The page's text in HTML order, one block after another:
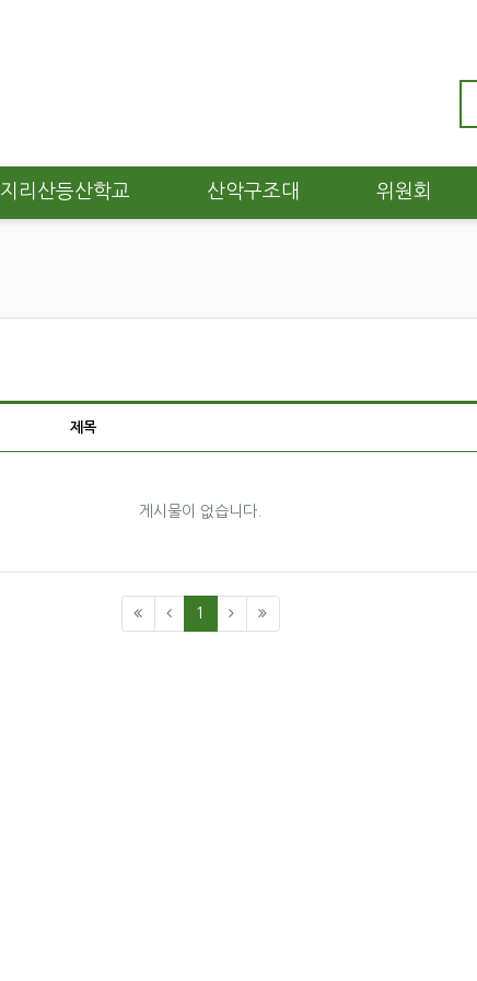
지리산등산학교 산악구조대 위원회
제목
게시물이 없습니다.
1 (current)